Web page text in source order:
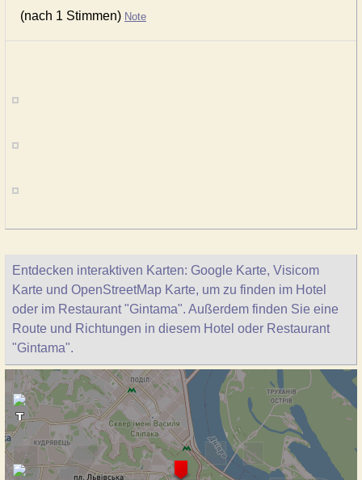
(nach 1 Stimmen) Note
Entdecken interaktiven Karten: Google Karte, Visicom
Karte und OpenStreetMap Karte, um zu finden im Hotel
oder im Restaurant "Gintama". Außerdem finden Sie eine
Route und Richtungen in diesem Hotel oder Restaurant
"Gintama".